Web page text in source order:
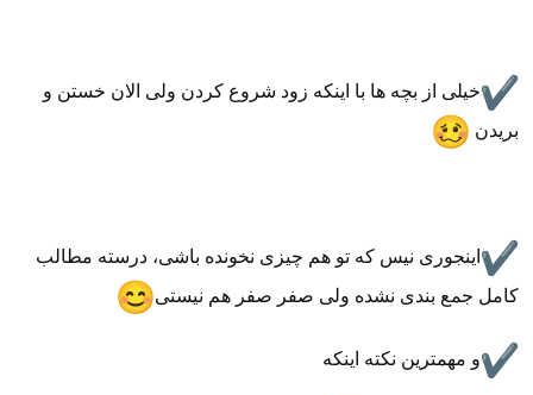
خیلی از بچه ها با اینکه زود شروع کردن ولی الان خستن و
بریدن
اینجوری نیس که تو هم چیزی نخونده باشی، درسته مطالب
کامل جمع بندی نشده ولی صفر صفر هم نیستی
و مهمترین نکته اینکه